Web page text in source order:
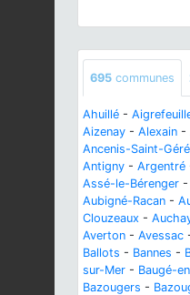
695 communes
Ahuillé -
Aizenay - Alexain -
Ancenis-Saint-
Antigny - Argentré
Assé-le-Bérenger -
Aubigné-Racan -
Clouzeaux -
Averton - Avessac
Ballots - Bannes -
sur-Mer - Baugé-
Bazougers -